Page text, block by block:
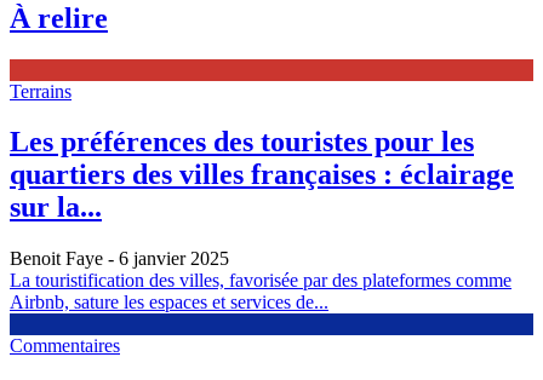
À relire
Terrains
Les préférences des touristes pour les
quartiers des villes françaises : éclairage
sur la...
Benoit Faye - 6 janvier 2025
La touristification des villes, favorisée par des plateformes comme
Airbnb, sature les espaces et services de...
Commentaires